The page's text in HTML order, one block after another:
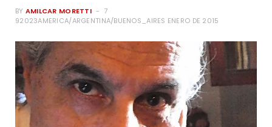
BY AMILCAR MORETTI
7
92023AMERICA/ARGENTINA/BUENOS_AIRES ENERO DE 2015